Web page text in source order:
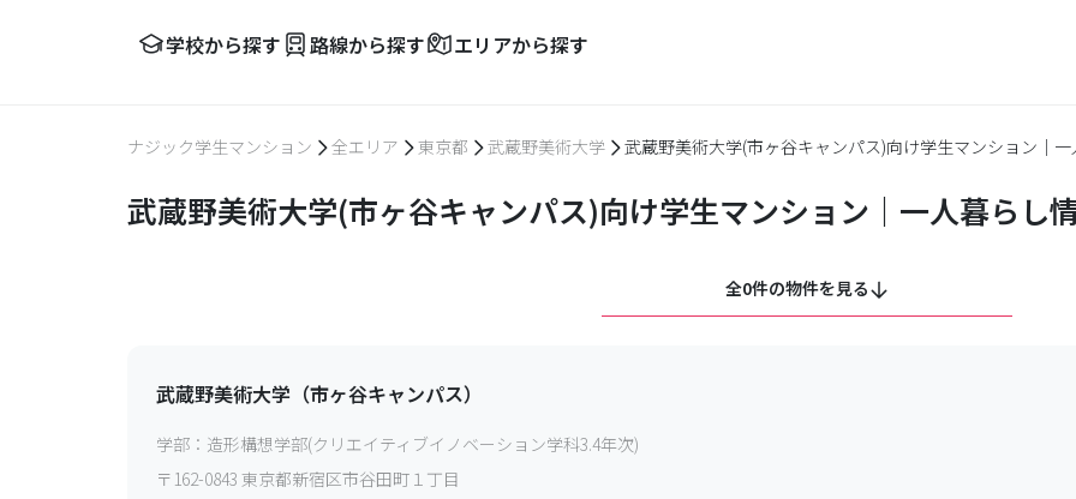
学校から探す 路線から探す エリアから探す
ナジック学生マンション 全エリア 東京都 武蔵野美術大学 武蔵野美術大学(市ヶ谷キャンパス)向け学生マンション｜
武蔵野美術大学(市ヶ谷キャンパス)向け学生マンション｜一人暮らし
全0件の物件を見る
武蔵野美術大学（市ヶ谷キャンパス）
学部： 造形構想学部(クリエイティブイノベーション学科3.4年次)
〒 162-0843 東京都新宿区市谷田町１丁目